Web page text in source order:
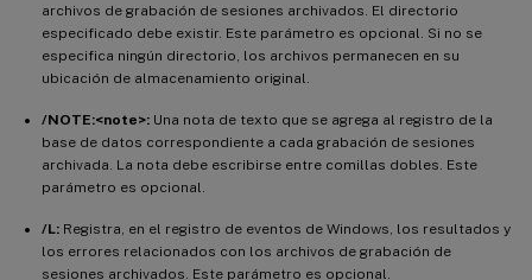
archivos de grabación de sesiones archivados. El directorio
especificado debe existir. Este parámetro es opcional. Si no se
especifica ningún directorio, los archivos permanecen en su
ubicación de almacenamiento original.
/NOTE:<note>: Una nota de texto que se agrega al registro de la
base de datos correspondiente a cada grabación de sesiones
archivada. La nota debe escribirse entre comillas dobles. Este
parámetro es opcional.
/L: Registra, en el registro de eventos de Windows, los resultados y
los errores relacionados con los archivos de grabación de
sesiones archivados. Este parámetro es opcional.